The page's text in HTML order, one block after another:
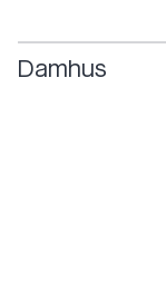
Damhus